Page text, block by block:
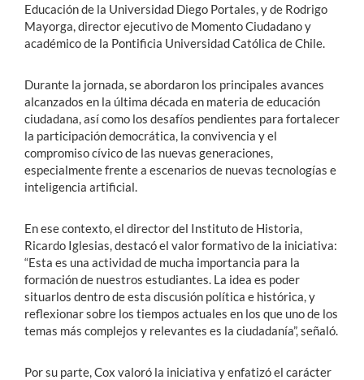
Educación de la Universidad Diego Portales, y de Rodrigo
Mayorga, director ejecutivo de Momento Ciudadano y
académico de la Pontificia Universidad Católica de Chile.
Durante la jornada, se abordaron los principales avances
alcanzados en la última década en materia de educación
ciudadana, así como los desafíos pendientes para fortalecer
la participación democrática, la convivencia y el
compromiso cívico de las nuevas generaciones,
especialmente frente a escenarios de nuevas tecnologías e
inteligencia artificial.
En ese contexto, el director del Instituto de Historia,
Ricardo Iglesias, destacó el valor formativo de la iniciativa:
“Esta es una actividad de mucha importancia para la
formación de nuestros estudiantes. La idea es poder
situarlos dentro de esta discusión política e histórica, y
reflexionar sobre los tiempos actuales en los que uno de los
temas más complejos y relevantes es la ciudadanía”, señaló.
Por su parte, Cox valoró la iniciativa y enfatizó el carácter